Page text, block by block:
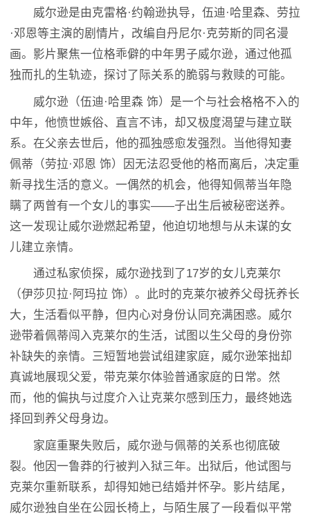
威尔逊是由克雷格·约翰逊执导，伍迪·哈里森、劳拉
·邓恩等主演的剧情片，改编自丹尼尔·克劳斯的同名漫
画。影片聚焦一位格乖僻的中年男子威尔逊，通过他孤
独而扎的生轨迹，探讨了际关系的脆弱与救赎的可能。
威尔逊（伍迪·哈里森 饰）是一个与社会格格不入的
中年，他愤世嫉俗、直言不讳，却又极度渴望与建立联
系。在父亲去世后，他的孤独感愈发强烈。当他得知妻
佩蒂（劳拉·邓恩 饰）因无法忍受他的格而离后，决定重
新寻找生活的意义。一偶然的机会，他得知佩蒂当年隐
瞒了两曾有一个女儿的事实——子出生后被秘密送养。
这一发现让威尔逊燃起希望，他迫切地想与从未谋的女
儿建立亲情。
通过私家侦探，威尔逊找到了17岁的女儿克莱尔
（伊莎贝拉·阿玛拉 饰）。此时的克莱尔被养父母抚养长
大，生活看似平静，但内心对身份认同充满困惑。威尔
逊带着佩蒂闯入克莱尔的生活，试图以生父母的身份弥
补缺失的亲情。三短暂地尝试组建家庭，威尔逊笨拙却
真诚地展现父爱，带克莱尔体验普通家庭的日常。然
而，他的偏执与过度介入让克莱尔感到压力，最终她选
择回到养父母身边。
家庭重聚失败后，威尔逊与佩蒂的关系也彻底破
裂。他因一鲁莽的行被判入狱三年。出狱后，他试图与
克莱尔重新联系，却得知她已结婚并怀孕。影片结尾，
威尔逊独自坐在公园长椅上，与陌生展了一段看似平常